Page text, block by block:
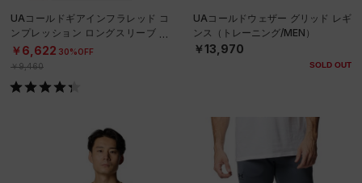
UAコールドギアインフラレッド コ
ンプレッション ロングスリーブ モ
ックネック シャツ（トレーニング/
MEN）
￥6,622 30%OFF
￥9,460
UAコールドウェザー グリッド レギ
ンス（トレーニング/MEN）
￥13,970
SOLD OUT